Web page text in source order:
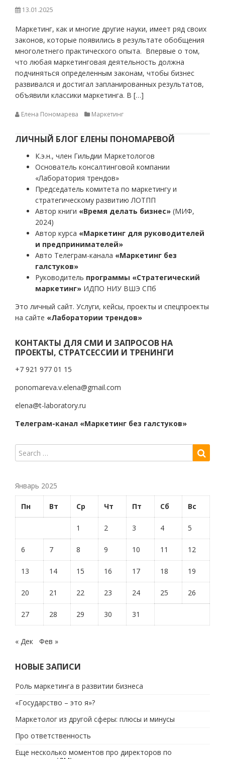
13.01.2025
Маркетинг, как и многие другие науки, имеет ряд своих
законов, которые появились в результате обобщения
многолетнего практического опыта. Впервые о том,
что любая маркетинговая деятельность должна
подчиняться определенным законам, чтобы бизнес
развивался и достигал запланированных результатов,
объявили классики маркетинга. В […]
Елена Пономарева Маркетинг
ЛИЧНЫЙ БЛОГ ЕЛЕНЫ ПОНОМАРЕВОЙ
К.э.н., член Гильдии Маркетологов
Основатель консалтинговой компании
«Лаборатория трендов»
Председатель комитета по маркетингу и
стратегическому развитию ЛОТПП
Автор книги «Время делать бизнес» (МИФ,
2024)
Автор курса «Маркетинг для руководителей
и предпринимателей»
Авто Телеграм-канала «Маркетинг без
галстуков»
Руководитель программы «Стратегический
маркетинг» ИДПО НИУ ВШЭ СПб
Это личный сайт. Услуги, кейсы, проекты и спецпроекты
на сайте «Лаборатории трендов»
КОНТАКТЫ ДЛЯ СМИ И ЗАПРОСОВ НА
ПРОЕКТЫ, СТРАТСЕССИИ И ТРЕНИНГИ
+7 921 977 01 15
ponomareva.v.elena@gmail.com
elena@t-laboratory.ru
Телеграм-канал «Маркетинг без галстуков»
Январь 2025
Пн Вт Ср Чт Пт Сб Вс
1 2 3 4 5
6 7 8 9 10 11 12
13 14 15 16 17 18 19
20 21 22 23 24 25 26
27 28 29 30 31
« Дек Фев »
НОВЫЕ ЗАПИСИ
Роль маркетинга в развитии бизнеса
«Государство – это я»?
Маркетолог из другой сферы: плюсы и минусы
Про ответственность
Еще несколько моментов про директоров по